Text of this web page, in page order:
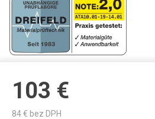
103 €
84€ bez DPH